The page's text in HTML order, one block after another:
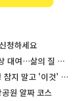
청하세요
…삶의 질 높인다
고 '이것' 해보세요!
원 알짜 코스